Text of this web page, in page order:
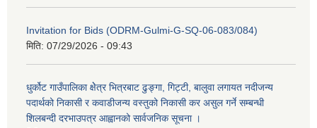
Invitation for Bids (ODRM-Gulmi-G-SQ-06-083/084)
मिति: 07/29/2026 - 09:43
धुर्कोट गाउँपालिका क्षेेत्र भित्रबाट ढुङ्गा, गिट्टी, बालुवा लगायत नदीजन्य
पदार्थको निकासी र कवाडीजन्य वस्तुको निकासी कर असुल गर्ने सम्बन्धी
शिलबन्दी दरभाउपत्र आह्वानको सार्वजनिक सूचना ।